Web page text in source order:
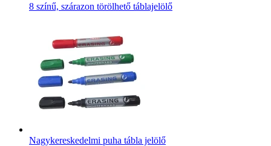
8 színű, szárazon törölhető táblajelölő
Nagykereskedelmi puha tábla jelölő